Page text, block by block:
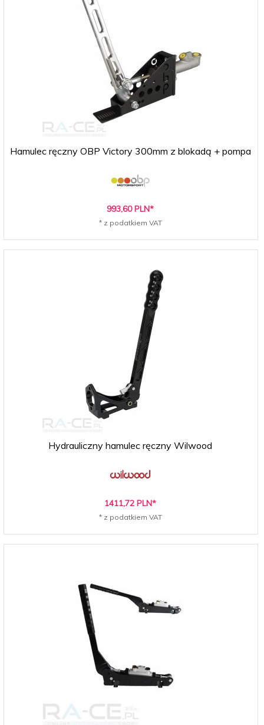
Hamulec ręczny OBP Victory 300mm z blokadą + pompa
993,60 PLN*
* z podatkiem VAT
Hydrauliczny hamulec ręczny Wilwood
1411,72 PLN*
* z podatkiem VAT